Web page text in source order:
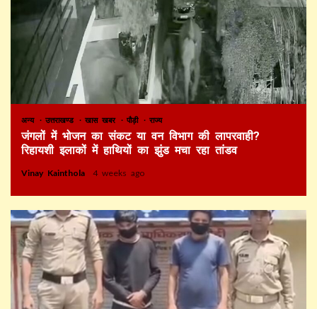
अन्य उत्तराखण्ड खास खबर पौड़ी राज्य
जंगलों में भोजन का संकट या वन विभाग की लापरवाही?
रिहायशी इलाकों में हाथियों का झुंड मचा रहा तांडव
Vinay Kainthola 4 weeks ago